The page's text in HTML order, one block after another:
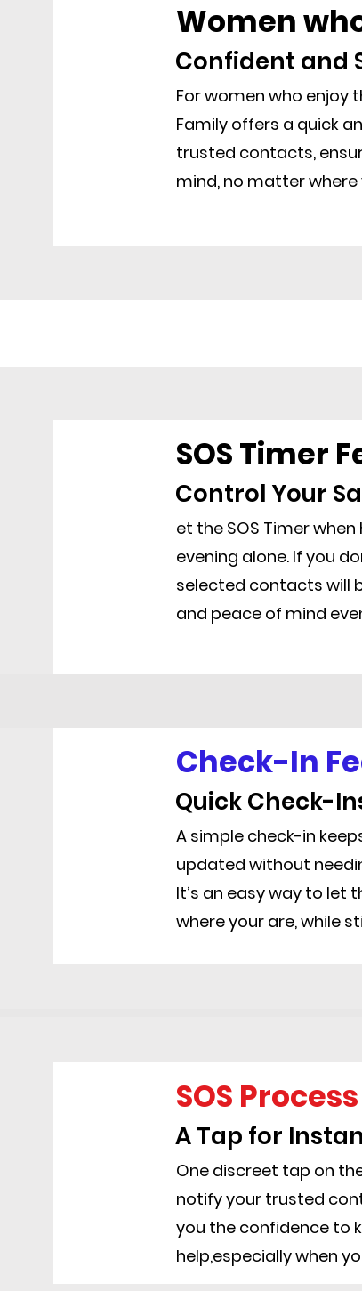
Women
Confident and
For women who enjoy
Family offers a quick
trusted contacts,
mind, no matter where
SOS Timer
Control Your
et the SOS Timer
evening alone. If you
selected contacts will
and peace of mind
Check-In
Quick Check-
A simple check-in
updated without
It’s an easy way to let
where your are, while
SOS Process
A Tap for
One discreet tap on
notify your trusted
you the confidence to
help,especially when